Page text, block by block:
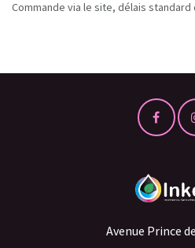
Commande via le site, délais standard
Avenue Prince